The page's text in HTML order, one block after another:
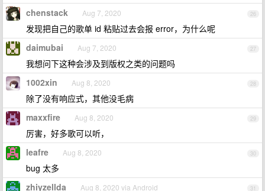
26
chenstack Aug 7, 2020
发现把自己的歌单 id 粘贴过去会报 error，为什么呢
27
daimubai Aug 7, 2020
我想问下这种会涉及到版权之类的问题吗
28
1002xin Aug 8, 2020
除了没有响应式，其他没毛病
29
maxxfire Aug 8, 2020
厉害，好多歌可以听，
30
leafre Aug 8, 2020
bug 太多
31
zhiyzellda Aug 8, 2020 via Android